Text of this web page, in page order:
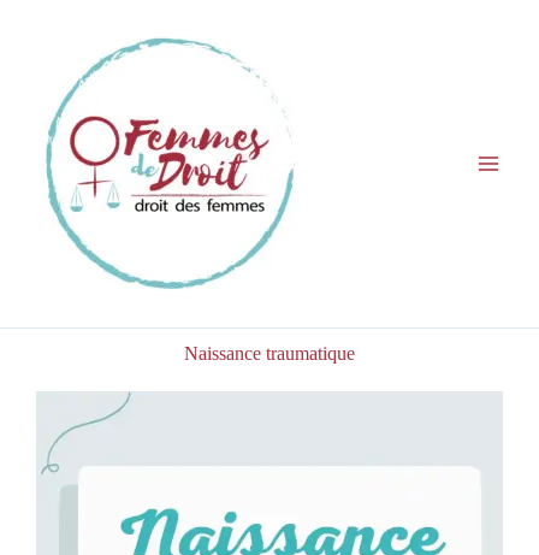
Naissance traumatique